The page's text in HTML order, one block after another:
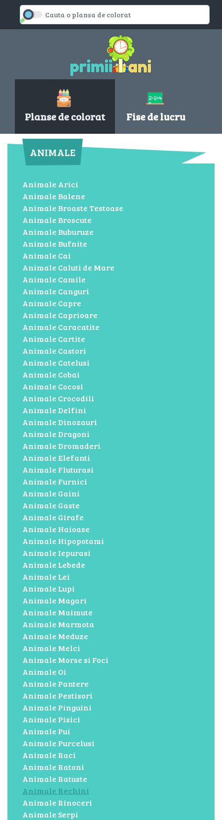
Planse de colorat Fise de lucru
ANIMALE
Animale Arici
Animale Balene
Animale Broaste Testoase
Animale Broscute
Animale Buburuze
Animale Bufnite
Animale Cai
Animale Caluti de Mare
Animale Camile
Animale Canguri
Animale Capre
Animale Caprioare
Animale Caracatite
Animale Cartite
Animale Castori
Animale Catelusi
Animale Cobai
Animale Cocosi
Animale Crocodili
Animale Delfini
Animale Dinozauri
Animale Dragoni
Animale Dromaderi
Animale Elefanti
Animale Fluturasi
Animale Furnici
Animale Gaini
Animale Gaste
Animale Girafe
Animale Haioase
Animale Hipopotami
Animale Iepurasi
Animale Lebede
Animale Lei
Animale Lupi
Animale Magari
Animale Maimute
Animale Marmota
Animale Meduze
Animale Melci
Animale Morse si Foci
Animale Oi
Animale Pantere
Animale Pestisori
Animale Pinguini
Animale Pisici
Animale Pui
Animale Purcelusi
Animale Raci
Animale Ratoni
Animale Ratuste
Animale Rechini
Animale Rinoceri
Animale Serpi